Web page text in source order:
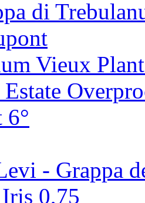
di
Vieux
6°
- Grappa
0,75